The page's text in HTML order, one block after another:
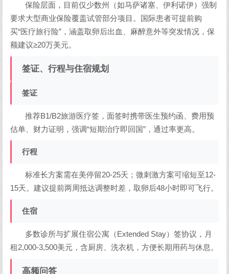
保险层面，目前仅少数州（如马萨诸塞、伊利诺伊）强制
要求大型商业保险覆盖试管部分项目。国际患者可提前购
买“医疗旅行险”，涵盖取卵后出血、麻醉意外等突发情况，保
额建议≥20万美元。
签证、行程与住宿规划
签证
推荐B1/B2旅游医疗签，面签时携带医生预约函、费用预
估单、财力证明，强调“短期治疗即回国”，通过率更高。
行程
标准长方案需在美停留20-25天；微刺激方案可缩短至12-
15天。建议提前两周抵达调整时差，取卵后48小时即可飞行。
住宿
多数诊所与扩展住宿公寓（Extended Stay）签协议，月
租2,000-3,500美元，含厨房、洗衣机，方便长期用药与休息。
高频问答